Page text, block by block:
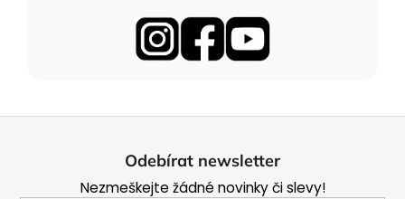
Odebírat newsletter
Nezmeškejte žádné novinky či slevy!